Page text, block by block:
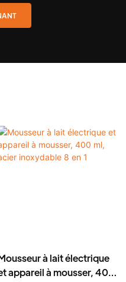
à lait électrique
appareil à mousser, 400